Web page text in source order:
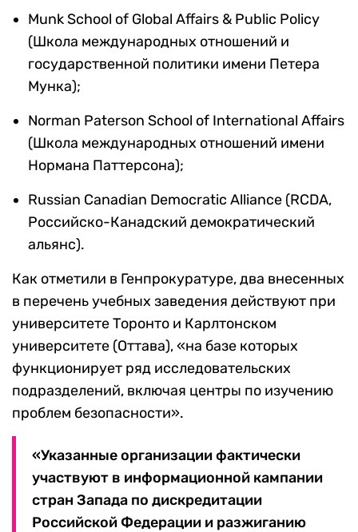
Munk School of Global Affairs & Public Policy
(Школа международных отношений и
государственной политики имени Петера
Мунка);
Norman Paterson School of International Affairs
(Школа международных отношений имени
Нормана Паттерсона);
Russian Canadian Democratic Alliance (RCDA,
Российско-Канадский демократический
альянс).
Как отметили в Генпрокуратуре, два внесенных
в перечень учебных заведения действуют при
университете Торонто и Карлтонском
университете (Оттава), «на базе которых
функционирует ряд исследовательских
подразделений, включая центры по изучению
проблем безопасности».
«Указанные организации фактически
участвуют в информационной кампании
стран Запада по дискредитации
Российской Федерации и разжиганию